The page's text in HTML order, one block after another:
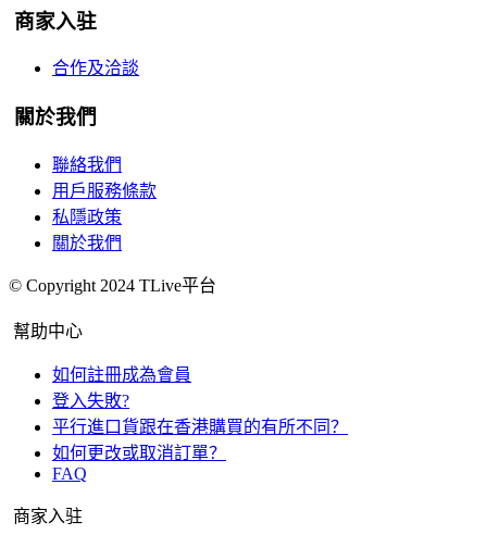
商家入驻
合作及洽談
關於我們
聯絡我們
用戶服務條款
私隱政策
關於我們
© Copyright 2024 TLive平台
幫助中心
如何註冊成為會員
登入失敗?
平行進口貨跟在香港購買的有所不同？
如何更改或取消訂單？
FAQ
商家入驻